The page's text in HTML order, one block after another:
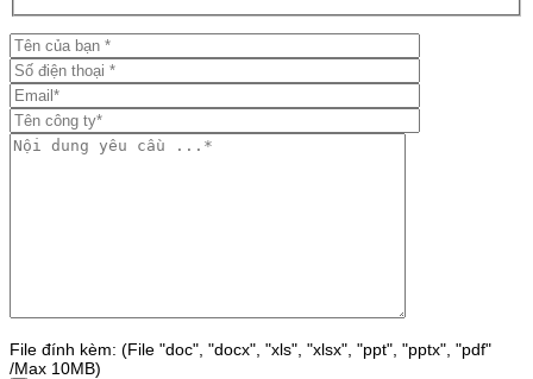
File đính kèm: (File "doc", "docx", "xls", "xlsx", "ppt", "pptx", "pdf"
/Max 10MB)